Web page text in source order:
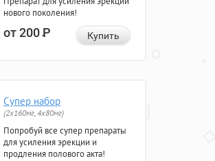
нового поколения!
от 200Р Купить
Супер набор
(2х160мг, 4х80мг)
Попробуй все супер препараты
для усиления эрекции и
продления полового акта!